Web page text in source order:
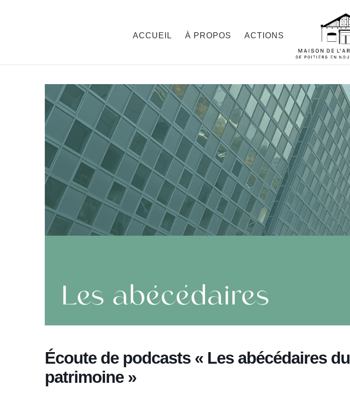
ACCUEIL À PROPOS ACTIONS
Écoute de podcasts « Les abécédaires du
patrimoine »